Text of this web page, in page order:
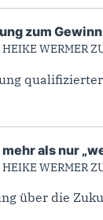
zum
HEIKE WERMER
als nur
HEIKE WERMER
über die